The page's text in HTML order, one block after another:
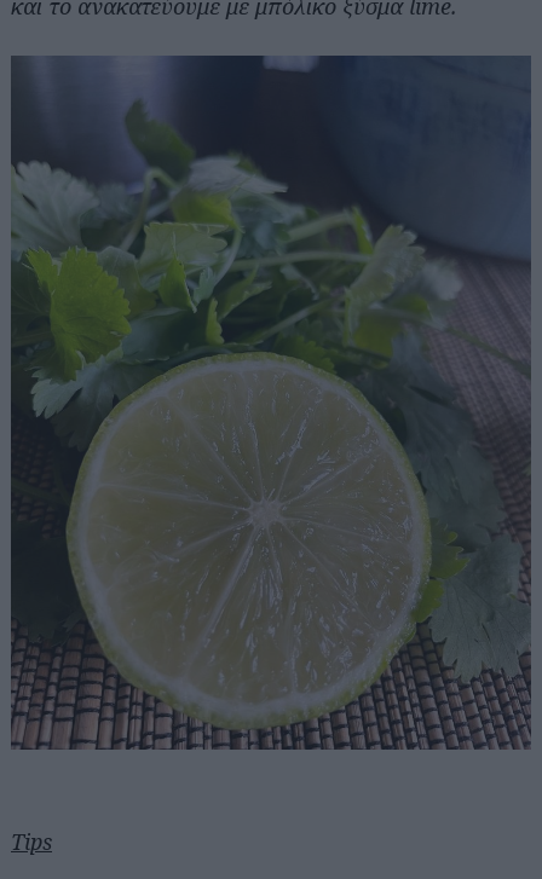
και το ανακατεύουμε με μπόλικο ξύσμα lime.
Tips